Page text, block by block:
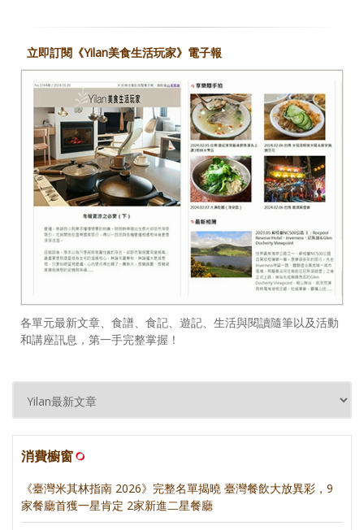
立即訂閱《Yilan美食生活玩家》電子報
各單元最新文章、食譜、食記、遊記、生活與閱讀隨筆以及活動
和講座訊息，第一手完整掌握！
消費櫥窗
《臺灣米其林指南 2026》完整名單揭曉 臺灣餐飲大放異彩，9
家餐廳首獲一星肯定 2家新進二星餐廳